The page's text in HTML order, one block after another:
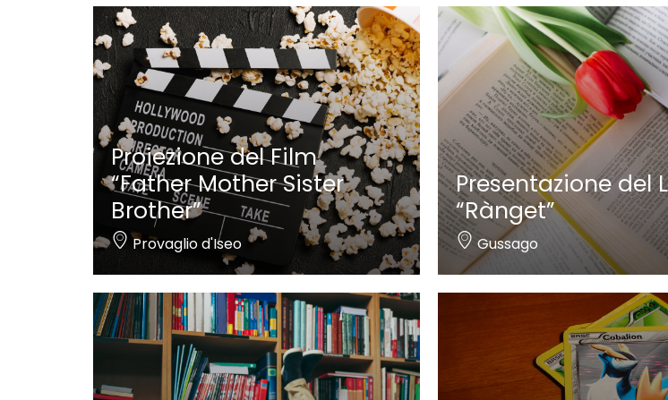
Proiezione del Film
“Father Mother Sister
Brother”
Provaglio d'Iseo
Presentazione del
“Rànget”
Gussago